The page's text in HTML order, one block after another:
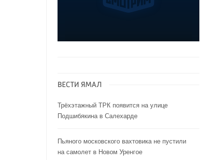
ВЕСТИ ЯМАЛ
Трёхэтажный ТРК появится на улице
Подшибякина в Салехарде
Пьяного московского вахтовика не пустили
на самолет в Новом Уренгое